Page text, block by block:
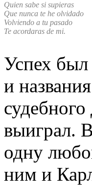
Quien sabe si supieras
Que nunca te he olvidado
Volviendo a tu pasado
Te acordaras de mi.
Успех
и
выиграл.
одну
ним и